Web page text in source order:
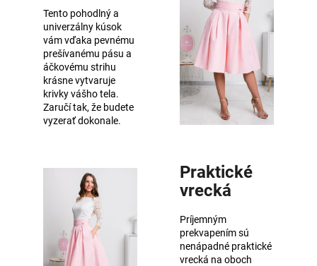
Tento pohodlný a
univerzálny kúsok
vám vďaka pevnému
prešívanému pásu a
áčkovému strihu
krásne vytvaruje
krivky vášho tela.
Zaručí tak, že budete
vyzerať dokonale.
Praktické
vrecká
Príjemným
prekvapením sú
nenápadné praktické
vrecká na oboch